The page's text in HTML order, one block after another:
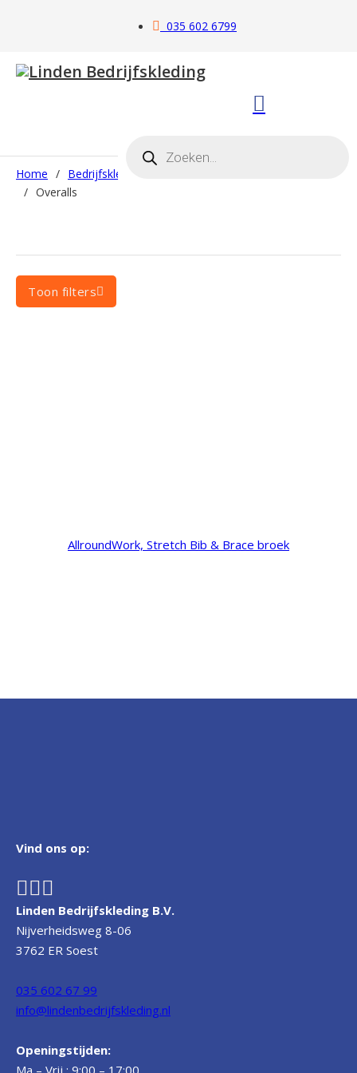
035 602 6799
Home / Bedrijfskleding
/ Overalls
Overalls
Toon filters
AllroundWork, Stretch Bib & Brace broek
Vind ons op:
Linden Bedrijfskleding B.V.
Nijverheidsweg 8-06
3762 ER Soest
035 602 67 99
info@lindenbedrijfskleding.nl
Openingstijden:
Ma – Vrij : 9:00 – 17:00